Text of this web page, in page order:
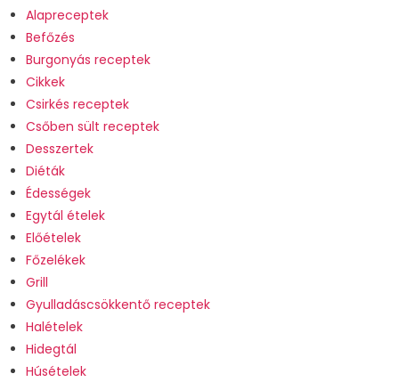
Alapreceptek
Befőzés
Burgonyás receptek
Cikkek
Csirkés receptek
Csőben sült receptek
Desszertek
Diéták
Édességek
Egytál ételek
Előételek
Főzelékek
Grill
Gyulladáscsökkentő receptek
Halételek
Hidegtál
Húsételek